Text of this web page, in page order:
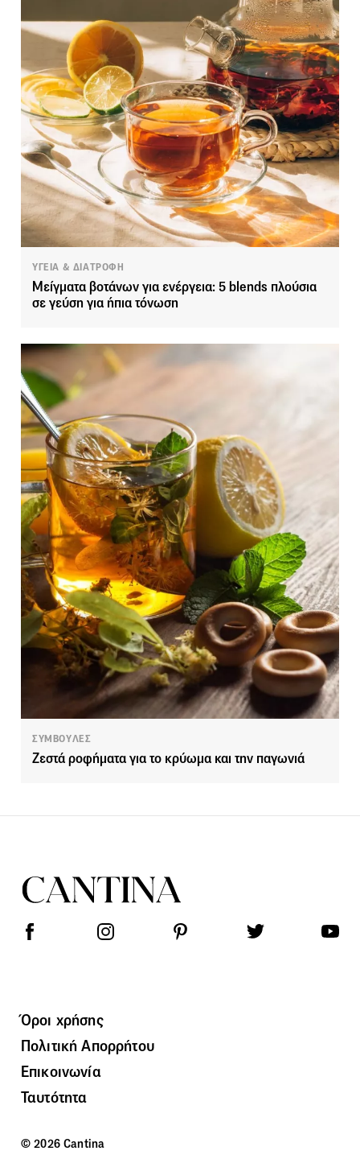
ΥΓΕΙΑ & ΔΙΑΤΡΟΦΗ
Μείγματα βοτάνων για ενέργεια: 5 blends πλούσια
σε γεύση για ήπια τόνωση
ΣΥΜΒΟΥΛΕΣ
Ζεστά ροφήματα για το κρύωμα και την παγωνιά
Όροι χρήσης
Πολιτική Απορρήτου
Επικοινωνία
Ταυτότητα
© 2026 Cantina